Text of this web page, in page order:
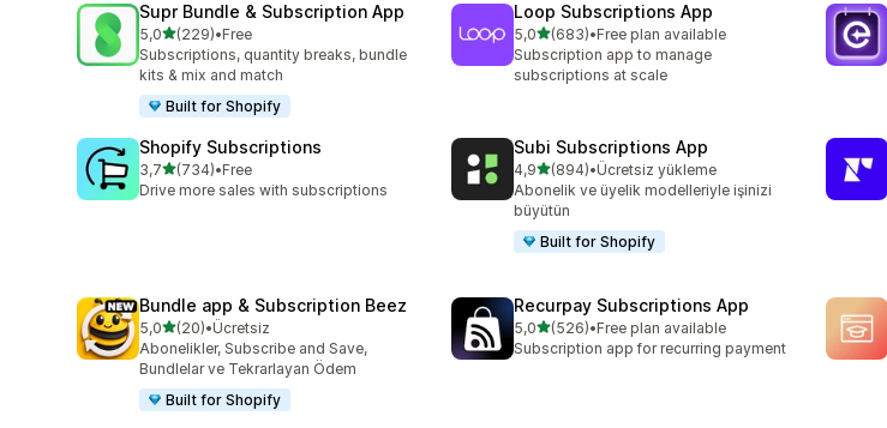
Supr Bundle & Subscription App
5,05 yıldız üzerinden
(229)
toplam 229 değerlendirme
•Free
Subscriptions, quantity breaks, bundle
kits & mix and match
Built for Shopify
Loop Subscriptions App
5,05 yıldız üzerinden
(683)
toplam 683 değerlendirme
•Free plan available
Subscription app to manage
subscriptions at scale
Shopify Subscriptions
3,75 yıldız üzerinden
(734)
toplam 734 değerlendirme
•Free
Drive more sales with subscriptions
Subi Subscriptions App
4,95 yıldız üzerinden
(894)
toplam 894 değerlendirme
•Ücretsiz yükleme
Abonelik ve üyelik modelleriyle işinizi
büyütün
Built for Shopify
Bundle app & Subscription Beez
5,05 yıldız üzerinden
(20)
toplam 20 değerlendirme
•Ücretsiz
Abonelikler, Subscribe and Save,
Bundlelar ve Tekrarlayan Ödem
Built for Shopify
Recurpay Subscriptions App
5,05 yıldız üzerinden
(526)
toplam 526 değerlendirme
•Free plan available
Subscription app for recurring payment